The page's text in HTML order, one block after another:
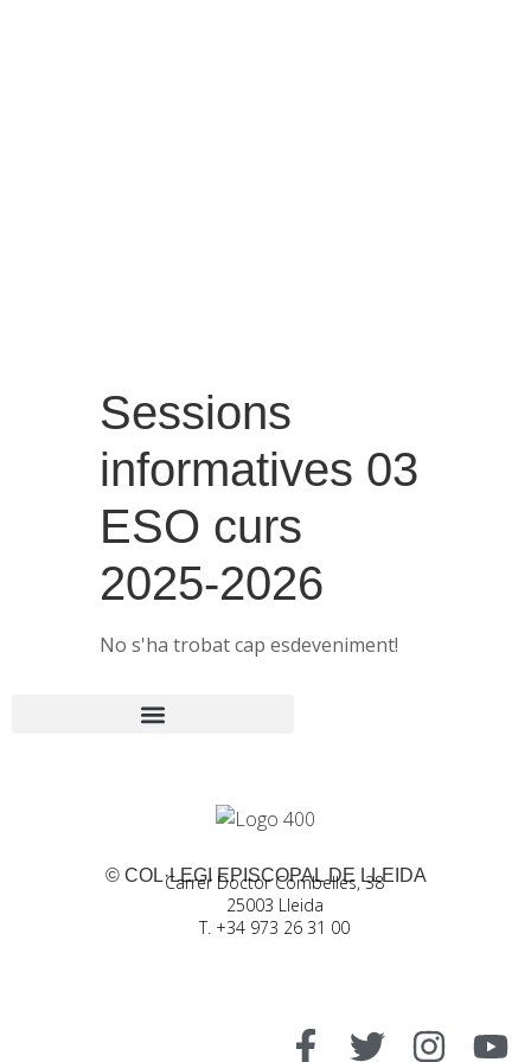
Sessions
informatives 03
ESO curs
2025-2026
No s'ha trobat cap esdeveniment!
© COL·LEGI EPISCOPAL DE LLEIDA
Carrer Doctor Combelles, 38
25003 Lleida
T. +34 973 26 31 00